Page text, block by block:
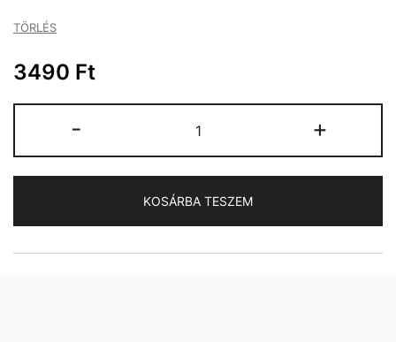
TÖRLÉS
3490 Ft
-
bögre
mennyiség
+
KOSÁRBA TESZEM